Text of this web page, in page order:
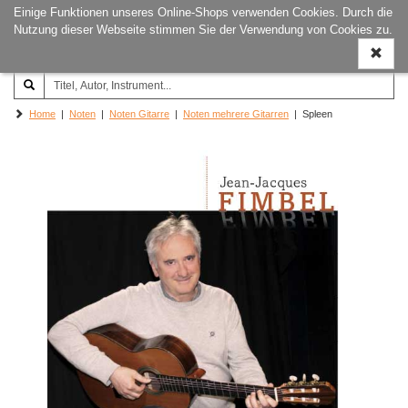
Einige Funktionen unseres Online-Shops verwenden Cookies. Durch die
Nutzung dieser Webseite stimmen Sie der Verwendung von Cookies zu.
ein-/
Joachim‐Trekel‐Musikverlag,
Hamburg
Home | Noten | Noten Gitarre | Noten mehrere Gitarren | Spleen